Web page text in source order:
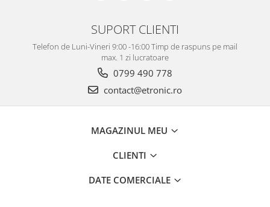
SUPORT CLIENTI
Telefon de Luni-Vineri 9:00 -16:00 Timp de raspuns pe mail
max. 1 zi lucratoare
0799 490 778
contact@etronic.ro
MAGAZINUL MEU
CLIENTI
DATE COMERCIALE